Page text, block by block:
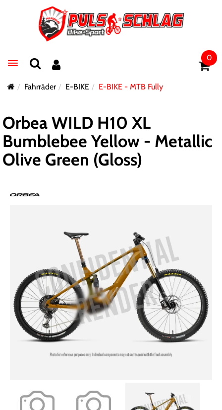
Toggle navigation
0
Fahrräder E-BIKE E-BIKE - MTB Fully
Orbea WILD H10 XL
Bumblebee Yellow - Metallic
Olive Green (Gloss)